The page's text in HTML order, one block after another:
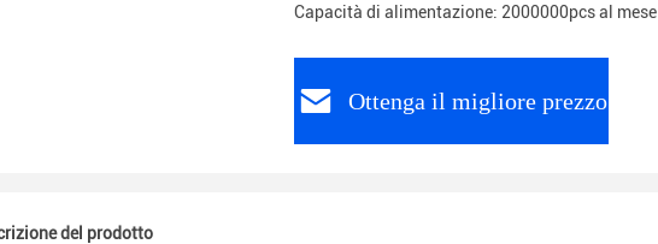
Capacità di alimentazione: 2000000pcs al mese
Ottenga il migliore prezzo
del prodotto